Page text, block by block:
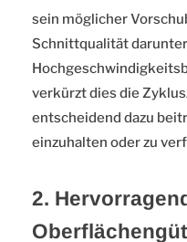
sein möglicher
Schnittqualität
verkürzt dies die
entscheidend dazu
einzuhalten oder zu
2.